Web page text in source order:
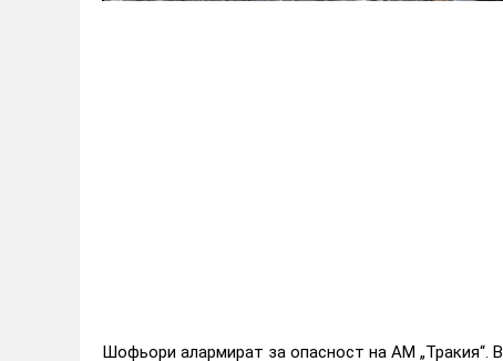
Шофьори алармират за опасност на АМ „Тракия“.